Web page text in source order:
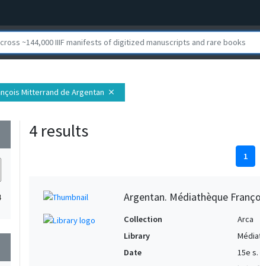
Mitterrand de Argentan close
4 results
1
Argentan. Médiathèque
Collection
Arca
Library
Date
15e